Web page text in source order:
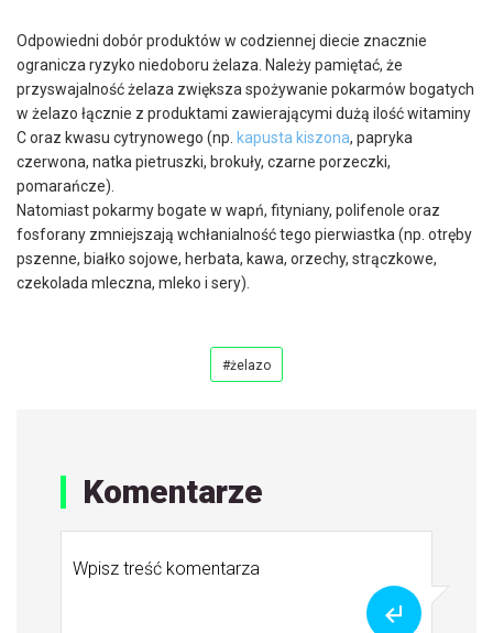
Odpowiedni dobór produktów w codziennej diecie znacznie
ogranicza ryzyko niedoboru żelaza. Należy pamiętać, że
przyswajalność żelaza zwiększa spożywanie pokarmów bogatych
w żelazo łącznie z produktami zawierającymi dużą ilość witaminy
C oraz kwasu cytrynowego (np. kapusta kiszona, papryka
czerwona, natka pietruszki, brokuły, czarne porzeczki,
pomarańcze).
Natomiast pokarmy bogate w wapń, fityniany, polifenole oraz
fosforany zmniejszają wchłanialność tego pierwiastka (np. otręby
pszenne, białko sojowe, herbata, kawa, orzechy, strączkowe,
czekolada mleczna, mleko i sery).
#żelazo
Komentarze